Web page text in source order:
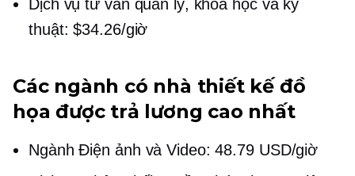
Dịch vụ tư vấn quản lý, khoa học và kỹ
thuật: $34.26/giờ
Các ngành có nhà thiết kế đồ
họa được trả lương cao nhất
Ngành Điện ảnh và Video: 48.79 USD/giờ